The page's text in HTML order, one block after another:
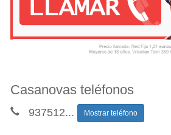
Casanovas teléfonos
937512... Mostrar teléfono